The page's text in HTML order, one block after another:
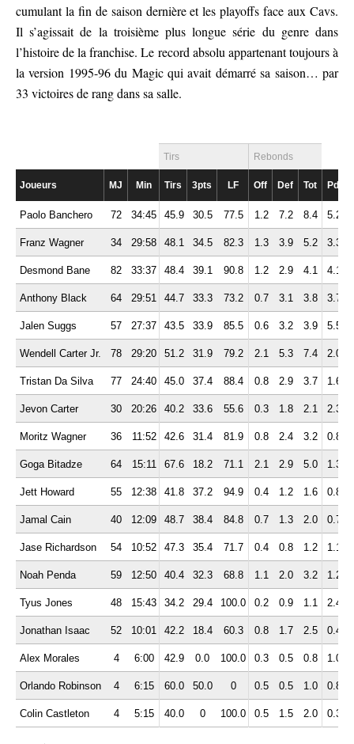
cumulant la fin de saison dernière et les playoffs face aux Cavs.
Il s’agissait de la troisième plus longue série du genre dans
l’histoire de la franchise. Le record absolu appartenant toujours à
la version 1995-96 du Magic qui avait démarré sa saison… par
33 victoires de rang dans sa salle.
Tirs Rebonds
Joueurs MJ Min Tirs 3pts LF Off Def Tot Pd
Paolo Banchero 72 34:45 45.9 30.5 77.5 1.2 7.2 8.4 5.2
Franz Wagner 34 29:58 48.1 34.5 82.3 1.3 3.9 5.2 3.3
Desmond Bane 82 33:37 48.4 39.1 90.8 1.2 2.9 4.1 4.1
Anthony Black 64 29:51 44.7 33.3 73.2 0.7 3.1 3.8 3.7
Jalen Suggs 57 27:37 43.5 33.9 85.5 0.6 3.2 3.9 5.5
Wendell Carter Jr. 78 29:20 51.2 31.9 79.2 2.1 5.3 7.4 2.0
Tristan Da Silva 77 24:40 45.0 37.4 88.4 0.8 2.9 3.7 1.6
Jevon Carter 30 20:26 40.2 33.6 55.6 0.3 1.8 2.1 2.3
Moritz Wagner 36 11:52 42.6 31.4 81.9 0.8 2.4 3.2 0.8
Goga Bitadze 64 15:11 67.6 18.2 71.1 2.1 2.9 5.0 1.3
Jett Howard 55 12:38 41.8 37.2 94.9 0.4 1.2 1.6 0.8
Jamal Cain 40 12:09 48.7 38.4 84.8 0.7 1.3 2.0 0.7
Jase Richardson 54 10:52 47.3 35.4 71.7 0.4 0.8 1.2 1.1
Noah Penda 59 12:50 40.4 32.3 68.8 1.1 2.0 3.2 1.2
Tyus Jones 48 15:43 34.2 29.4 100.0 0.2 0.9 1.1 2.4
Jonathan Isaac 52 10:01 42.2 18.4 60.3 0.8 1.7 2.5 0.4
Alex Morales 4 6:00 42.9 0.0 100.0 0.3 0.5 0.8 1.0
Orlando Robinson 4 6:15 60.0 50.0 0 0.5 0.5 1.0 0.8
Colin Castleton 4 5:15 40.0 0 100.0 0.5 1.5 2.0 0.3